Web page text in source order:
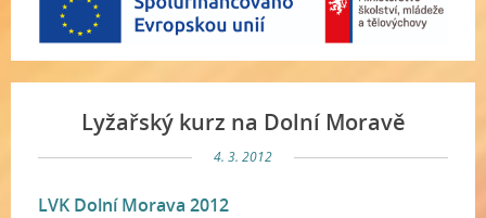
Lyžařský kurz na Dolní Moravě
4. 3. 2012
LVK Dolní Morava 2012